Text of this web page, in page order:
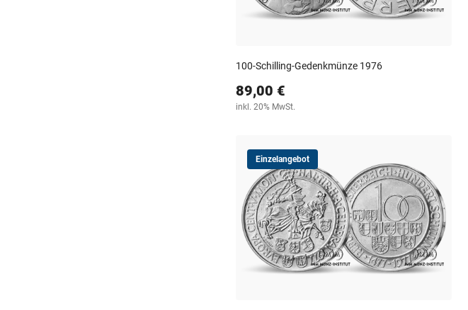
100-Schilling-Gedenkmünze 1976
89,00 €
inkl. 20% MwSt.
Einzelangebot